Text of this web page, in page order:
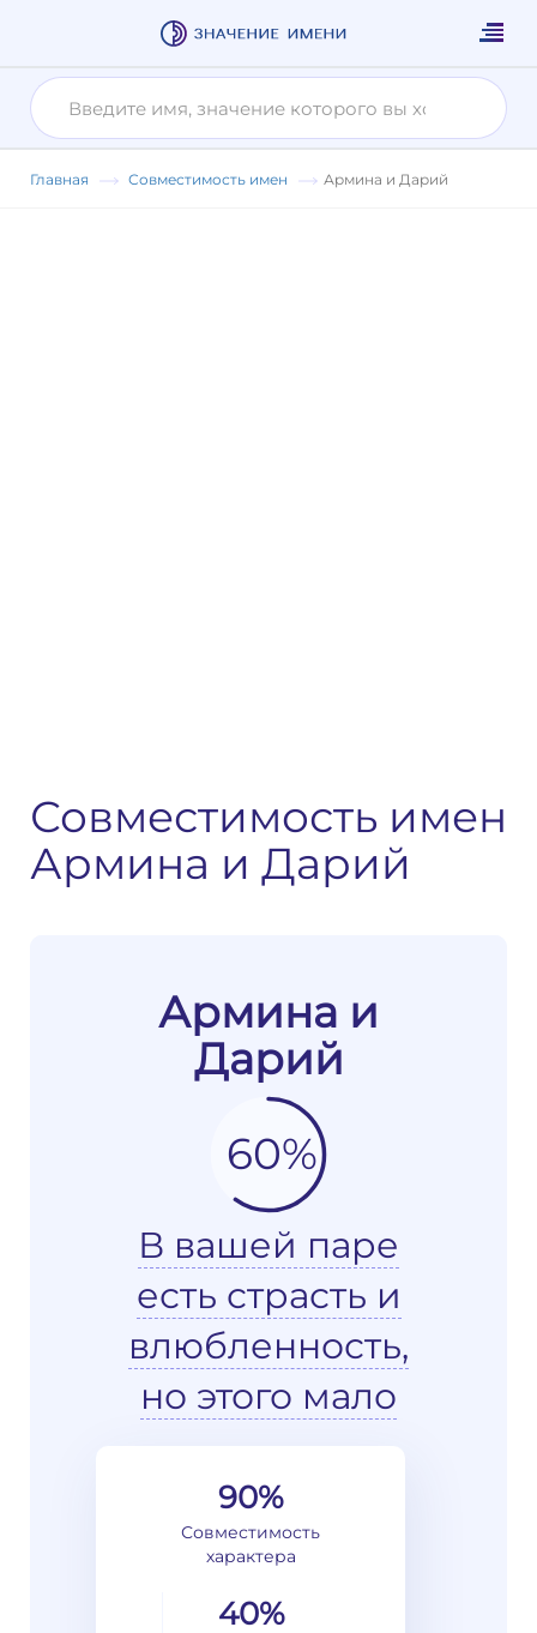
Главная Совместимость имен Армина и Дарий
Совместимость имен
Армина и Дарий
Армина и
Дарий
60%
В вашей паре
есть страсть и
влюбленность,
но этого мало
90%
Совместимость
характера
40%